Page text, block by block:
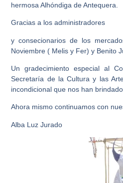
hermosa Alhóndiga de Antequera.
Gracias a los administradores
y consecionarios de los
Noviembre ( Melis y Fer) y Benito
Un gradecimiento especial al
Secretaría de la Cultura y las
incondicional que nos han brindado.
Ahora mismo continuamos con
Alba Luz Jurado